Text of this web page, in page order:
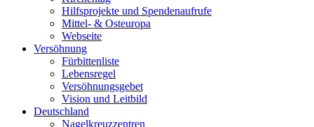
Hilfsprojekte und Spendenaufrufe
Mittel- & Osteuropa
Webseite
Versöhnung
Fürbittenliste
Lebensregel
Versöhnungsgebet
Vision und Leitbild
Deutschland
Nagelkreuzzentren